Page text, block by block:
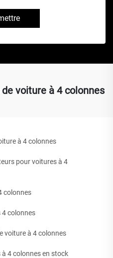
voiture à 4 colonnes
à 4 colonnes
pour voitures à 4
colonnes
4 colonnes
voiture à 4 colonnes
4 colonnes en stock